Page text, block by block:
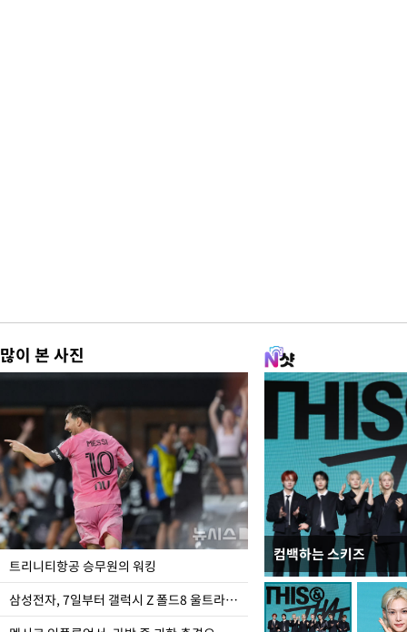
많이 본 사진
트리니티항공 승무원의 워킹
삼성전자, 7일부터 갤럭시 Z 폴드8 울트라·폴드8·플립8 출시
컴백하는 스키즈
입추 하루 앞둔 전남
폭염